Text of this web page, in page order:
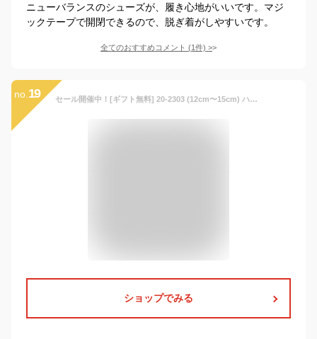
ニューバランスのシューズが、履き心地がいいです。マジ
ックテープで開閉できるので、脱ぎ着がしやすいです。
全てのおすすめコメント (1件) >
no. 19 セール開催中！[ギフト無料] 20-2303 (12cm〜15cm) ハーフサイズ 有 イフミー ライト IFME Light シューズ 子供靴 ベビー 2022年 春夏 新作 スニーカー マジックテープ 運動靴
ショップでみる